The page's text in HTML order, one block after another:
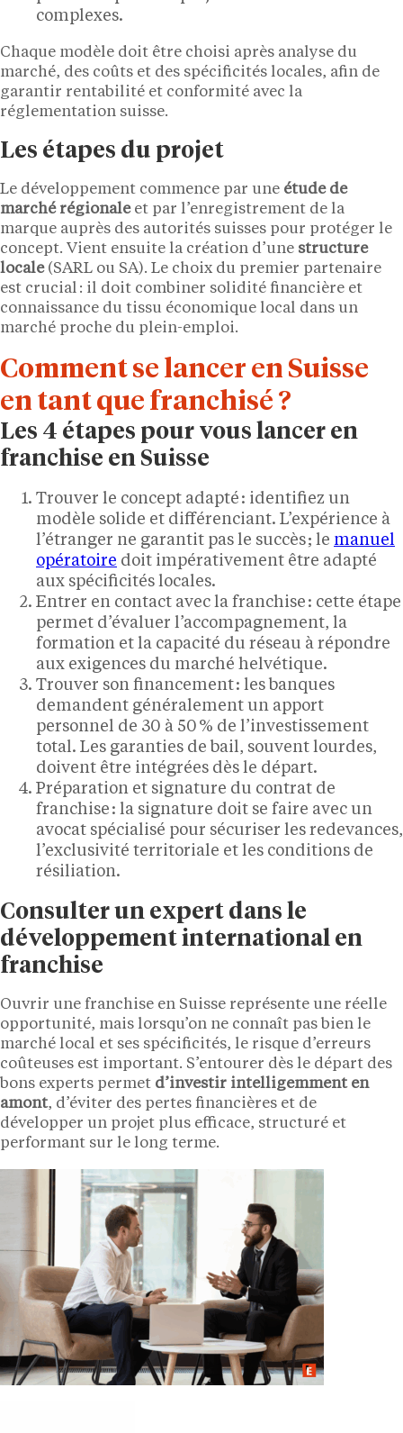
complexes.
Chaque modèle doit être choisi après analyse du
marché, des coûts et des spécificités locales, afin de
garantir rentabilité et conformité avec la
réglementation suisse.
Les étapes du projet
Le développement commence par une étude de
marché régionaleet par l’enregistrement de la
marque auprès des autorités suisses pour protéger le
concept. Vient ensuite la création d’une structure
locale (SARL ou SA). Le choix du premier partenaire
est crucial : il doit combiner solidité financière et
connaissance du tissu économique local dans un
marché proche du plein-emploi.
Comment se lancer en Suisse
en tant que franchisé ?
Les 4 étapes pour vous lancer en
franchise en Suisse
Trouver le concept adapté : identifiez un
modèle solide et différenciant. L’expérience à
l’étranger ne garantit pas le succès ; le manuel
opératoire doit impérativement être adapté
aux spécificités locales.
Entrer en contact avec la franchise : cette étape
permet d’évaluer l’accompagnement, la
formation et la capacité du réseau à répondre
aux exigences du marché helvétique.
Trouver son financement : les banques
demandent généralement un apport
personnel de 30 à 50 % de l’investissement
total. Les garanties de bail, souvent lourdes,
doivent être intégrées dès le départ.
Préparation et signature du contrat de
franchise : la signature doit se faire avec un
avocat spécialisé pour sécuriser les redevances,
l’exclusivité territoriale et les conditions de
résiliation.
Consulter un expert dans le
développement international en
franchise
Ouvrir une franchise en Suisse représente une réelle
opportunité, mais lorsqu’on ne connaît pas bien le
marché local et ses spécificités, le risque d’erreurs
coûteuses est important. S’entourer dès le départ des
bons experts permet d’investir intelligemment en
amont, d’éviter des pertes financières et de
développer un projet plus efficace, structuré et
performant sur le long terme.